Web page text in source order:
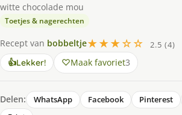
witte chocolade mou
Toetjes & nagerechten
Recept van bobbeltje★★★☆☆
2.5 (4)
👍Lekker! Maak favoriet3
Delen: WhatsApp Facebook Pinterest